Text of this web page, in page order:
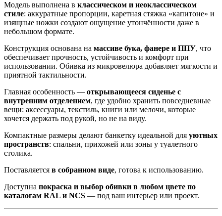
Модель выполнена в классическом и неоклассическом
стиле: аккуратные пропорции, каретная стяжка «капитоне» и
изящные ножки создают ощущение утончённости даже в
небольшом формате.
Конструкция основана на массиве бука, фанере и ППУ, что
обеспечивает прочность, устойчивость и комфорт при
использовании. Обивка из микровелюра добавляет мягкости и
приятной тактильности.
Главная особенность — открывающееся сиденье с
внутренним отделением, где удобно хранить повседневные
вещи: аксессуары, текстиль, книги или мелочи, которые
хочется держать под рукой, но не на виду.
Компактные размеры делают банкетку идеальной для уютных
пространств: спальни, прихожей или зоны у туалетного
столика.
Поставляется в собранном виде, готова к использованию.
Доступна покраска и выбор обивки в любом цвете по
каталогам RAL и NCS — под ваш интерьер или проект.